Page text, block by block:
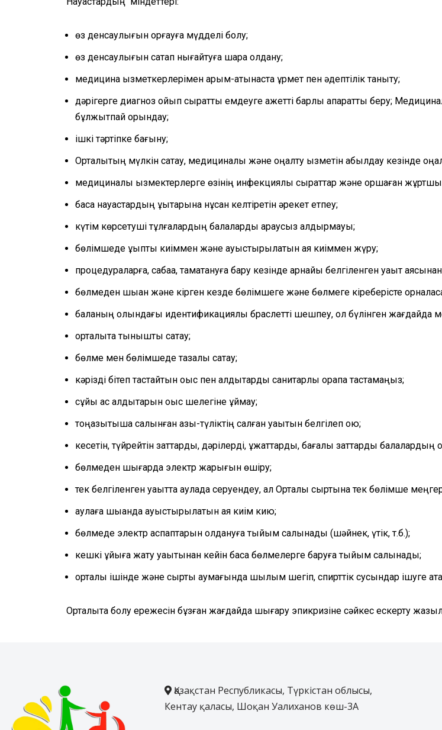
өз денсаулығын қорғауға мүдделі болу;
өз денсаулығын сақтап нығайтуға шара қолдану;
медицина қызметкерлерімен қарым-қатынаста құрмет пен әдептілік таныту;
дәрігерге диагноз қойып сырқатты емдеуге қажетті барлық ақпаратты беру;
бұлжытпай орындау;
ішкі тәртіпке бағыну;
Орталықтың мүлкін сақтау, медициналық және оңалту қызметін қабылдау кезінде
медициналық қызмектерлерге өзінің инфекциялық сырқаттар және қоршаған
басқа науқастардың құқықтарына нұқсан келтіретін әрекет етпеу;
күтім көрсетуші тұлғалардың балаларды қараусыз қалдырмауы;
бөлімшеде ұқыпты киіммен және ауыстырылатын аяқ киіммен жүру;
процедураларға, сабаққа, тамақтануға бару кезінде арнайы белгіленген уақыт
бөлмеден шыққан және кірген кезде бөлімшеге және бөлмеге кіреберісте
баланың қолындағы идентификациялық браслетті шешпеу, ол бүлінген жағдайда
орталықта тыныштық сақтау;
бөлме мен бөлімшеде тазалық сақтау;
кәрізді бітеп тастайтын қоқыс пен қалдықтарды санитарлық қорапқа тастамаңыз;
сұйық ас қалдықтарын қоқыс шелегіне құймау;
тоңазытқышқа салынған азық-түліктің салған уақытын белгілеп қою;
кесетін, түйрейтін заттарды, дәрілерді, құжаттарды, бағалы заттарды балалардың
бөлмеден шығарда электр жарығын өшіру;
тек белгіленген уақытта аулада серуендеу, ал Орталық сыртына тек бөлімше
аулаға шыққанда ауыстырылатын аяқ киім кию;
бөлмеде электр аспаптарын қолдануға тыйым салынады (шәйнек, үтік, т.б.);
кешкі ұйқыға жату уақытынан кейін басқа бөлмелерге баруға тыйым салынады;
орталық ішінде және сыртқы аумағында шылым шегіп, спирттік сусындар ішуге
Орталықта болу ережесін бұзған жағдайда шығару эпикризіне сәйкес ескерту
Қазақстан Республикасы, Түркістан облысы,
Кентау қаласы, Шоқан Уалиханов көш-3А